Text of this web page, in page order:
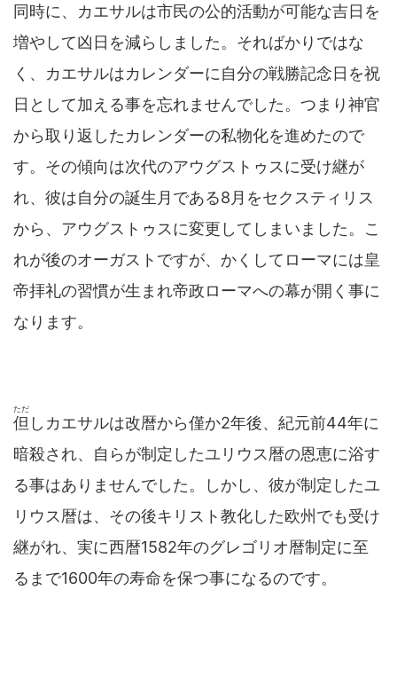
同時に、カエサルは市民の公的活動が可能な吉日を
増やして凶日を減らしました。そればかりではな
く、カエサルはカレンダーに自分の戦勝記念日を祝
日として加える事を忘れませんでした。つまり神官
から取り返したカレンダーの私物化を進めたので
す。その傾向は次代のアウグストゥスに受け継が
れ、彼は自分の誕生月である8月をセクスティリス
から、アウグストゥスに変更してしまいました。こ
れが後のオーガストですが、かくしてローマには皇
帝拝礼の習慣が生まれ帝政ローマへの幕が開く事に
なります。
但
ただ
しカエサルは改暦から僅か2年後、紀元前44年に
暗殺され、自らが制定したユリウス暦の恩恵に浴す
る事はありませんでした。しかし、彼が制定したユ
リウス暦は、その後キリスト教化した欧州でも受け
継がれ、実に西暦1582年のグレゴリオ暦制定に至
るまで1600年の寿命を保つ事になるのです。